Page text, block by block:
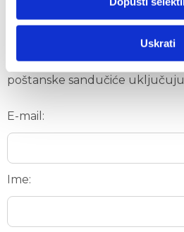
Uskrati
novosti i akcijske ponude.
Polja označena zvjezdicom (*)
e-mail ne nalazi u inboxu,
poštanske sandučiće
E-mail:
Ime: